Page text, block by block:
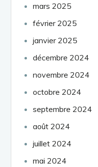
mars 2025
février 2025
janvier 2025
décembre 2024
novembre 2024
octobre 2024
septembre 2024
août 2024
juillet 2024
mai 2024